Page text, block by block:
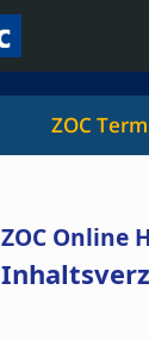
ZOC
ZOC Online